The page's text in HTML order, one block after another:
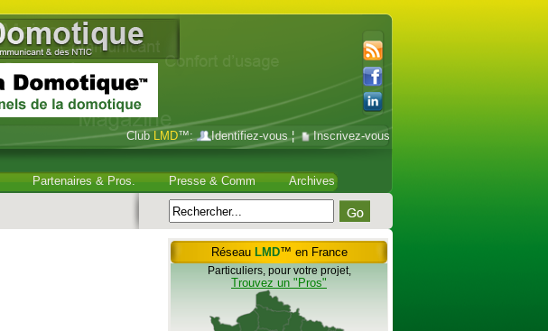
Club LMD™: Identifiez-vous¦ Inscrivez-vous
Partenaires & Pros. Presse & Comm Archives
Réseau LMD™ en France
Particuliers, pour votre projet,
Trouvez un "Pros"